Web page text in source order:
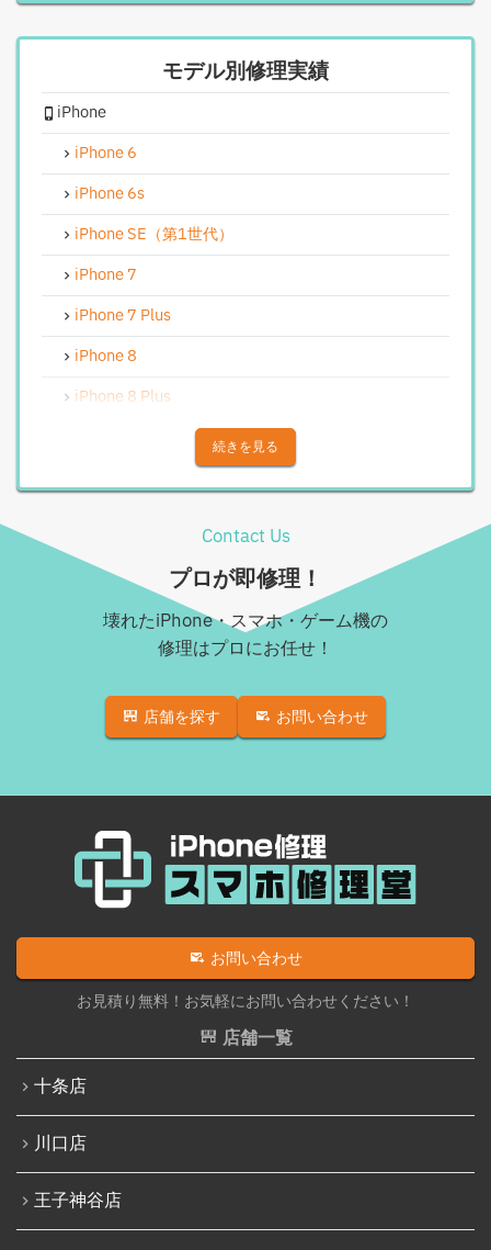
iPhoneスピーカー関連修理
iPhoneカメラレンズガラス交換修理
iPhoneインカメラ交換修理
iPhoneリンゴループ、システム復旧
iPhone基板破損修理（軽度）
iPhoneバイブレータ交換修理
Android修理実績
Androidフロントパネル交換修理
Androidバッテリー交換
Android水没洗浄作業
Androidその他部品修理
Androidロゴループ、システム復旧
Android基板破損修理（軽度）
良）
iPadバッテリー交換
iPad液晶パネル交換修理（画面表示不良）
iPad水没洗浄作業
iPadその他部品修理
Nintendo Switch修理実績
Nintendo Switchその他部品修理
Nintendo Switchバッテリー交換
Nintendo Siwtch充電コネクタ修理
Nintendo Switchタッチパネル修理交換
Nintendo Switchゲームカードスロット修理
モデル別修理実績
iPhone
iPhone 6
iPhone 6s
iPhone SE（第1世代）
iPhone 7
iPhone 7 Plus
iPhone 8
iPhone 8 Plus
iPhone XR
iPhone 11 Pro
iPhone SE（第2世代）
iPhone 12 Pro
iPhone 12 mini
iPhone 12 Pro Max
iPhone 13 Pro
iPhone 13 Pro Max
iPhone SE（第3世代）
iPhone 14
iPhone 14 Pro
iPhone 14 Pro Max
続きを見る
Contact Us
プロが即修理！
壊れたiPhone・スマホ・ゲーム機の
修理はプロにお任せ！
店舗を探す お問い合わせ
お問い合わせ
お見積り無料！お気軽にお問い合わせください！
店舗一覧
十条店
川口店
王子神谷店